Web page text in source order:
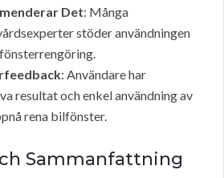
Det: Många
stöder användningen
: Användare har
resultat och enkel användning av
rena bilfönster.
Sammanfattning